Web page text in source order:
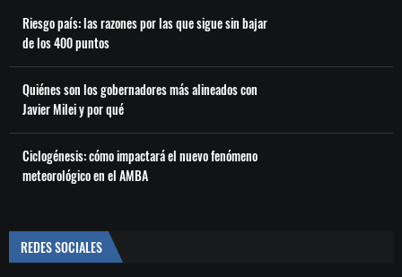
Riesgo país: las razones por las que sigue sin bajar
de los 400 puntos
Quiénes son los gobernadores más alineados con
Javier Milei y por qué
Ciclogénesis: cómo impactará el nuevo fenómeno
meteorológico en el AMBA
REDES SOCIALES